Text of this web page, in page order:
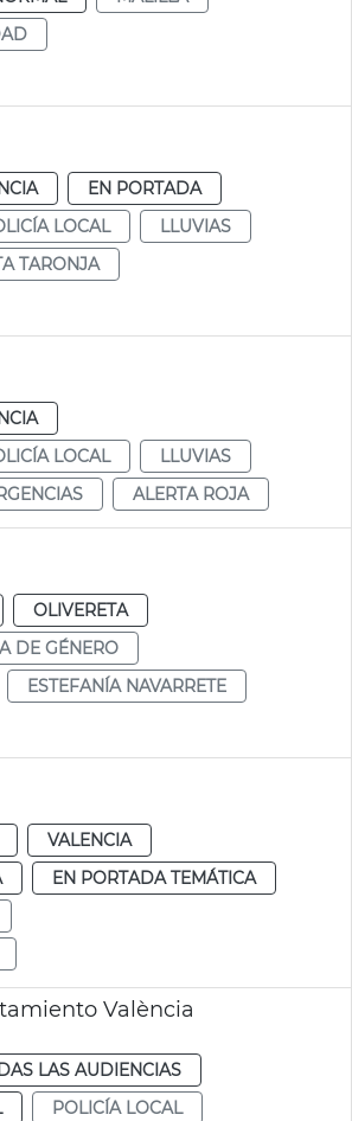
EN PORTADA
LOCAL
LLUVIAS
TARONJA
LOCAL
LLUVIAS
ALERTA ROJA
OLIVERETA
DE GÉNERO
ESTEFANÍA NAVARRETE
VALENCIA
EN PORTADA TEMÁTICA
València
LAS AUDIENCIAS
POLICÍA LOCAL